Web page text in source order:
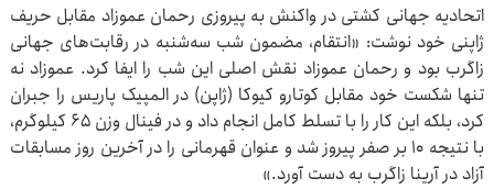
اتحادیه جهانی کشتی در واکنش به پیروزی رحمان عموزاد مقابل حریف
ژاپنی خود نوشت: «انتقام، مضمون شب سه‌شنبه در رقابت‌های جهانی
زاگرب بود و رحمان عموزاد نقش اصلی این شب را ایفا کرد. عموزاد نه
تنها شکست خود مقابل کوتارو کیوکا (ژاپن) در المپیک پاریس را جبران
کرد، بلکه این کار را با تسلط کامل انجام داد و در فینال وزن ۶۵ کیلوگرم،
با نتیجه ۱۰ بر صفر پیروز شد و عنوان قهرمانی را در آخرین روز مسابقات
آزاد در آرینا زاگرب به دست آورد.»